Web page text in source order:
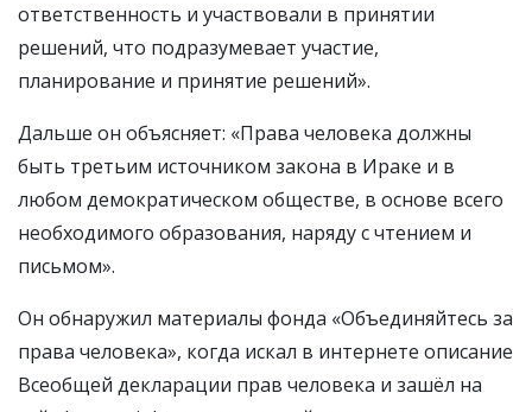
ответственность и участвовали в принятии
решений, что подразумевает участие,
планирование и принятие решений».
Дальше он объясняет: «Права человека должны
быть третьим источником закона в Ираке и в
любом демократическом обществе, в основе всего
необходимого образования, наряду с чтением и
письмом».
Он обнаружил материалы фонда «Объединяйтесь за
права человека», когда искал в интернете описание
Всеобщей декларации прав человека и зашёл на